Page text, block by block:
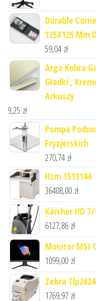
Durable
125X125 Mm
59,04 zł
Argo Kobra
Gładki ,
Arkuszy
9,25 zł
Pompa
Fryzjerskich
270,74 zł
Hsm 1513144
36408,00 zł
Kärcher HD
6127,86 zł
Monitor MSI
1099,00 zł
Zebra
1769,97 zł